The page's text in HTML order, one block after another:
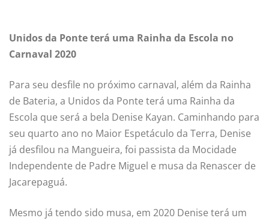
Unidos da Ponte terá uma Rainha da Escola no
Carnaval 2020
Para seu desfile no próximo carnaval, além da Rainha
de Bateria, a Unidos da Ponte terá uma Rainha da
Escola que será a bela Denise Kayan. Caminhando para
seu quarto ano no Maior Espetáculo da Terra, Denise
já desfilou na Mangueira, foi passista da Mocidade
Independente de Padre Miguel e musa da Renascer de
Jacarepaguá.
Mesmo já tendo sido musa, em 2020 Denise terá um